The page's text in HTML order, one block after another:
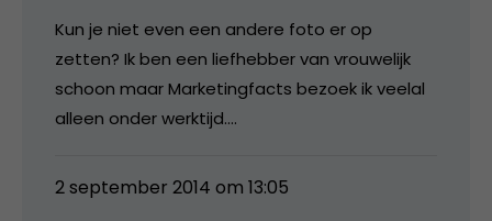
Kun je niet even een andere foto er op
zetten? Ik ben een liefhebber van vrouwelijk
schoon maar Marketingfacts bezoek ik veelal
alleen onder werktijd….
2 september 2014 om 13:05